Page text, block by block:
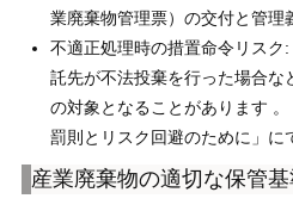
業廃棄物管理票）の交付と管理
不適正処理時の措置命令リスク
託先が不法投棄を行った場合な
の対象となることがあります
罰則とリスク回避のために」に
産業廃棄物の適切な保管